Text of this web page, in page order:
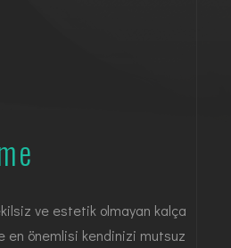
ve estetik olmayan kalça
en önemlisi kendinizi mutsuz